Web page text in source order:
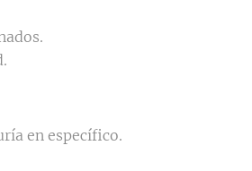
en específico.